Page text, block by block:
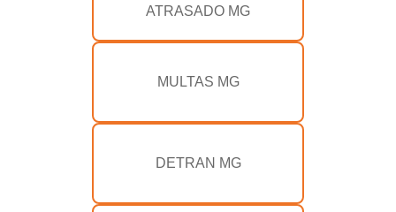
ATRASADO MG
MULTAS MG
DETRAN MG